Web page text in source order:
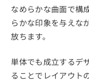
なめらかな曲面で構
らかな印象を与えな
放ちます。
単体でも成立するデ
ることでレイアウト